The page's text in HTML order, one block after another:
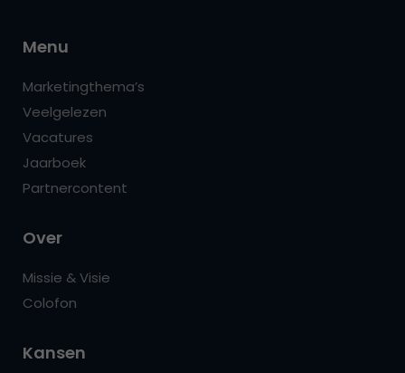
Menu
Marketingthema’s
Veelgelezen
Vacatures
Jaarboek
Partnercontent
Over
Missie & Visie
Colofon
Kansen